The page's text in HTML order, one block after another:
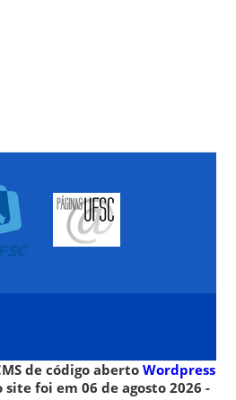
de código abertoWordpress
foi em 06 de agosto 2026 -